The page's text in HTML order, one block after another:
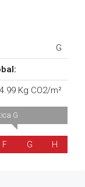
G
Kg CO2/m²
F
G
G H